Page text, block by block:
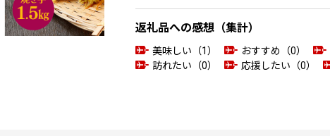
返礼品への感想（集計）
美味しい（1） おすすめ（0）
訪れたい（0）
応援したい（0）